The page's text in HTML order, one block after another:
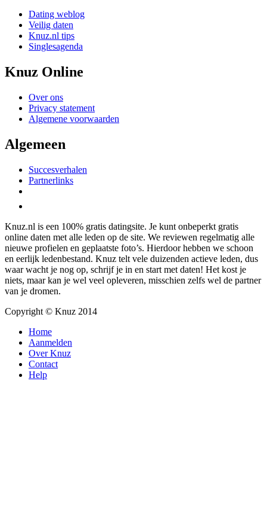
Dating weblog
Veilig daten
Knuz.nl tips
Singlesagenda
Knuz Online
Over ons
Privacy statement
Algemene voorwaarden
Algemeen
Succesverhalen
Partnerlinks
Knuz.nl is een 100% gratis datingsite. Je kunt onbeperkt gratis
online daten met alle leden op de site. We reviewen regelmatig alle
nieuwe profielen en geplaatste foto’s. Hierdoor hebben we schoon
en eerlijk ledenbestand. Knuz telt vele duizenden actieve leden, dus
waar wacht je nog op, schrijf je in en start met daten! Het kost je
niets, maar kan je wel veel opleveren, misschien zelfs wel de partner
van je dromen.
Copyright © Knuz 2014
Home
Aanmelden
Over Knuz
Contact
Help